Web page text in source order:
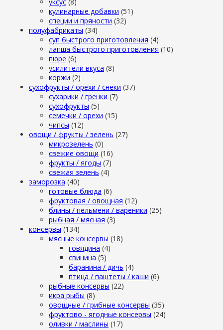
кулинарные добавки (51)
специи и пряности (32)
полуфабрикаты (34)
суп быстрого приготовления (4)
лапша быстрого приготовления (10)
пюре (6)
усилители вкуса (8)
коржи (2)
сухофрукты / орехи / снеки (37)
сухарики / гренки (7)
сухофрукты (5)
семечки / орехи (15)
чипсы (12)
овощи / фрукты / зелень (27)
микрозелень (0)
свежие овощи (16)
фрукты / ягоды (7)
свежая зелень (4)
заморозка (40)
готовые блюда (6)
фруктовая / овощная (12)
блины / пельмени / вареники (25)
рыбная / мясная (3)
консервы (134)
мясные консервы (18)
говядина (4)
свинина (5)
баранина / дичь (4)
птица / паштеты / каши (6)
рыбные консервы (22)
икра рыбы (8)
овощные / грибные консервы (35)
фруктово - ягодные консервы (24)
оливки / маслины (17)